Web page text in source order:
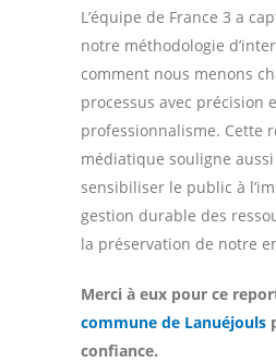
L’équipe de France 3 a
notre méthodologie
comment nous menons
processus avec précision
professionnalisme. Cette
médiatique souligne
sensibiliser le public à
gestion durable des
la préservation de notre
Merci à eux pour ce
commune de Lanuéjouls
confiance.